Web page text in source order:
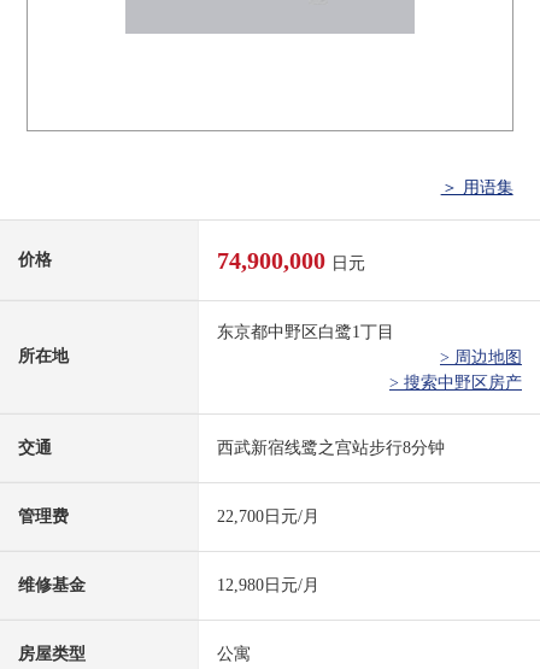
＞ 用语集
价格 74,900,000 日元
所在地
东京都中野区白鹭1丁目
> 周边地图
> 搜索中野区房产
交通 西武新宿线鹭之宫站步行8分钟
管理费 22,700日元/月
维修基金 12,980日元/月
房屋类型 公寓